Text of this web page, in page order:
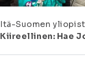
Itä-Suomen
Kiireellinen: Hae